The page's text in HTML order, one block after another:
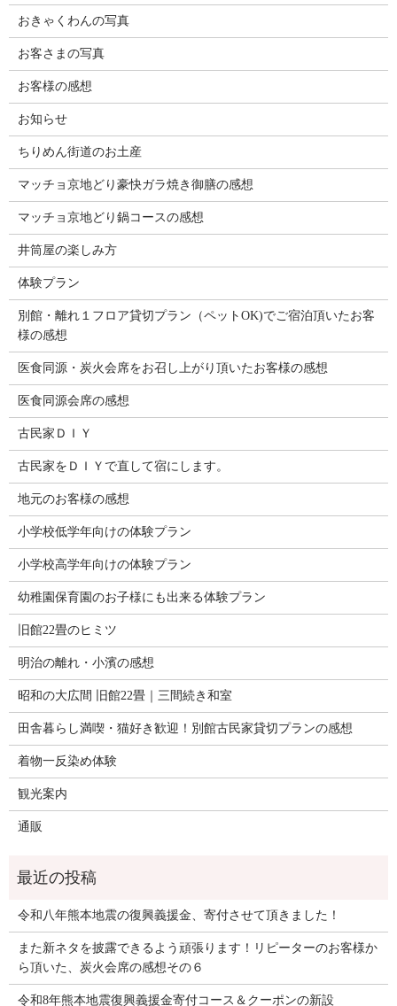
おきゃくわんの写真
お客さまの写真
お客様の感想
お知らせ
ちりめん街道のお土産
マッチョ京地どり豪快ガラ焼き御膳の感想
マッチョ京地どり鍋コースの感想
井筒屋の楽しみ方
体験プラン
別館・離れ１フロア貸切プラン（ペットOK)でご宿泊頂いたお客
様の感想
医食同源・炭火会席をお召し上がり頂いたお客様の感想
医食同源会席の感想
古民家ＤＩＹ
古民家をＤＩＹで直して宿にします。
地元のお客様の感想
小学校低学年向けの体験プラン
小学校高学年向けの体験プラン
幼稚園保育園のお子様にも出来る体験プラン
旧館22畳のヒミツ
明治の離れ・小濱の感想
昭和の大広間 旧館22畳｜三間続き和室
田舎暮らし満喫・猫好き歓迎！別館古民家貸切プランの感想
着物一反染め体験
観光案内
通販
令和八年熊本地震の復興義援金、寄付させて頂きました！
また新ネタを披露できるよう頑張ります！リピーターのお客様か
ら頂いた、炭火会席の感想その６
令和8年熊本地震復興義援金寄付コース＆クーポンの新設